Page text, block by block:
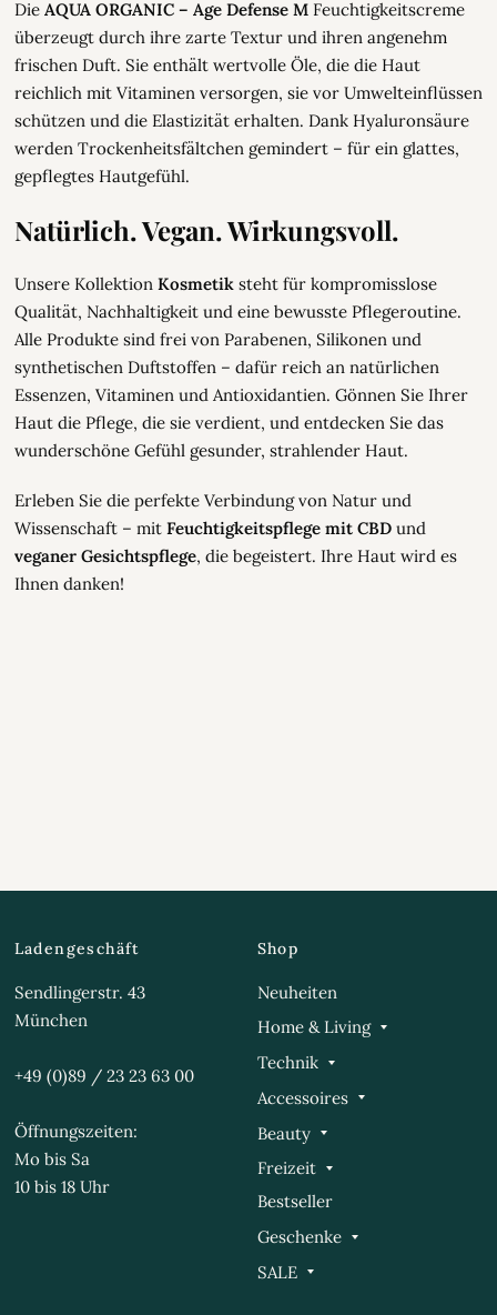
Die AQUA ORGANIC – Age Defense MFeuchtigkeitscreme
überzeugt durch ihre zarte Textur und ihren angenehm
frischen Duft. Sie enthält wertvolle Öle, die die Haut
reichlich mit Vitaminen versorgen, sie vor Umwelteinflüssen
schützen und die Elastizität erhalten. Dank Hyaluronsäure
werden Trockenheitsfältchen gemindert – für ein glattes,
gepflegtes Hautgefühl.
Natürlich. Vegan. Wirkungsvoll.
Unsere Kollektion Kosmetiksteht für kompromisslose
Qualität, Nachhaltigkeit und eine bewusste Pflegeroutine.
Alle Produkte sind frei von Parabenen, Silikonen und
synthetischen Duftstoffen – dafür reich an natürlichen
Essenzen, Vitaminen und Antioxidantien. Gönnen Sie Ihrer
Haut die Pflege, die sie verdient, und entdecken Sie das
wunderschöne Gefühl gesunder, strahlender Haut.
Erleben Sie die perfekte Verbindung von Natur und
Wissenschaft – mit Feuchtigkeitspflege mit CBDund
veganer Gesichtspflege, die begeistert. Ihre Haut wird es
Ihnen danken!
Ladengeschäft
Sendlingerstr. 43
München
+49 (0)89 / 23 23 63 00
Öffnungszeiten:
Mo bis Sa
10 bis 18 Uhr
Shop
Neuheiten
Home & Living
Technik
Accessoires
Beauty
Freizeit
Bestseller
Geschenke
SALE